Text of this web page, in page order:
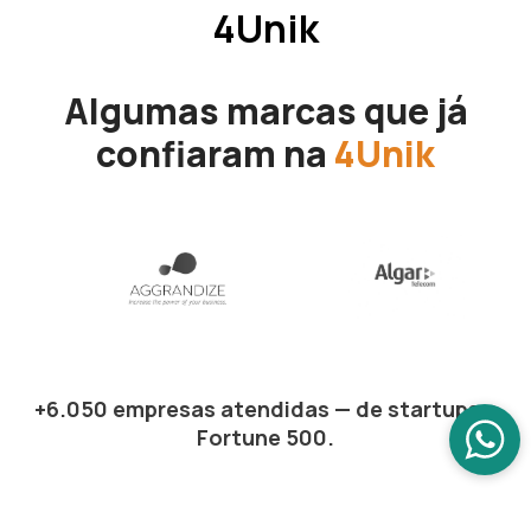
4Unik
Algumas marcas que já
confiaram na 4Unik
+6.050 empresas atendidas — de startups a
Fortune 500.